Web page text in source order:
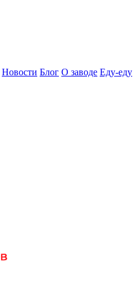
Новости Блог О заводе Еду-еду